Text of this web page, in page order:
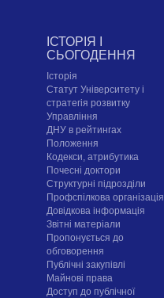
ІСТОРІЯ І
СЬОГОДЕННЯ
Історія
Статут Університету і
стратегія розвитку
Управління
ДНУ в рейтингах
Положення
Кодекси, атрибутика
Почесні доктори
Структурні підрозділи
Профспілкова організація
Довідкова інформація
Звітні матеріали
Пропонується до
обговорення
Публічні закупівлі
Майнові права
Доступ до публічної